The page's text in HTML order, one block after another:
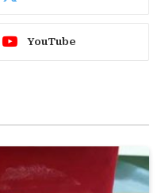
YouTube